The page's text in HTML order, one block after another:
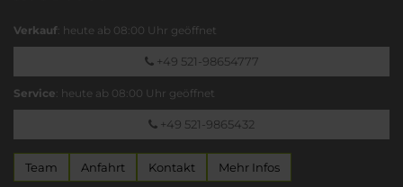
Verkauf: heute ab 08:00 Uhr geöffnet
+49 521-98654777
Service: heute ab 08:00 Uhr geöffnet
+49 521-9865432
Team Anfahrt Kontakt Mehr Infos